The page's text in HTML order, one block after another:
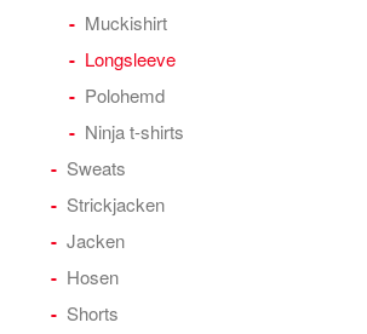
Muckishirt
Longsleeve
Polohemd
Ninja t-shirts
Sweats
Strickjacken
Jacken
Hosen
Shorts